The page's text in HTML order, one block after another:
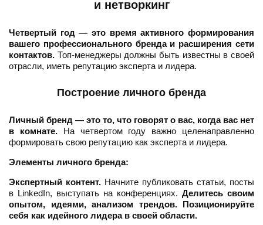
и нетворкинг
Четвертый год — это время активного формирования
вашего профессионального бренда и расширения сети
контактов. Топ-менеджеры должны быть известны в своей
отрасли, иметь репутацию эксперта и лидера.
Построение личного бренда
Личный бренд — это то, что говорят о вас, когда вас нет
в комнате.На четвертом году важно целенаправленно
формировать свою репутацию как эксперта и лидера.
Элементы личного бренда:
Экспертный контент. Начните публиковать статьи, посты
в LinkedIn, выступать на конференциях. Делитесь своим
опытом, идеями, анализом трендов. Позиционируйте
себя как идейного лидера в своей области.